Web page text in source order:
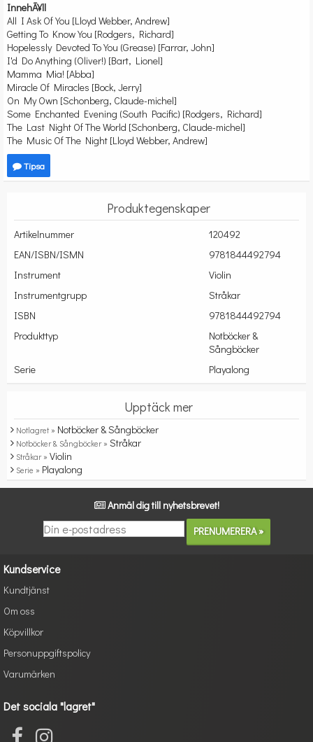
InnehÃ¥ll
All I Ask Of You [Lloyd Webber, Andrew]
Getting To Know You [Rodgers, Richard]
Hopelessly Devoted To You (Grease) [Farrar, John]
I'd Do Anything (Oliver!) [Bart, Lionel]
Mamma Mia! [Abba]
Miracle Of Miracles [Bock, Jerry]
On My Own [Schonberg, Claude-michel]
Some Enchanted Evening (South Pacific) [Rodgers, Richard]
The Last Night Of The World [Schonberg, Claude-michel]
The Music Of The Night [Lloyd Webber, Andrew]
Tipsa
Produktegenskaper
Artikelnummer
120492
EAN/ISBN/ISMN
9781844492794
Instrument
Violin
Instrumentgrupp
Stråkar
ISBN
9781844492794
Produkttyp
Notböcker &
Sångböcker
Serie
Playalong
Upptäck mer
Notlagret » Notböcker & Sångböcker
Notböcker & Sångböcker » Stråkar
Stråkar » Violin
Serie » Playalong
Anmäl dig till nyhetsbrevet!
Kundservice
Kundtjänst
Om oss
Köpvillkor
Personuppgiftspolicy
Varumärken
Det sociala "lagret"